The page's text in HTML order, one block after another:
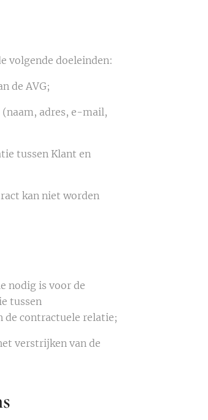
volgende doeleinden:
de AVG;
adres, e-mail,
tussen Klant en
kan niet worden
nodig is voor de
tussen
de contractuele relatie;
verstrijken van de